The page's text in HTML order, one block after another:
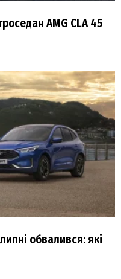
AMG CLA 45
обвалився: які